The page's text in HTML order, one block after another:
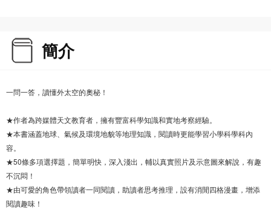
簡介
一問一答，讀懂外太空的奧秘！
★作者為跨媒體天文教育者，擁有豐富科學知識和實地考察經驗。
★本書涵蓋地球、氣候及環境地貌等地理知識，閱讀時更能學習小學科學科內
容。
★50條多項選擇題，簡單明快，深入淺出，輔以真實照片及示意圖來解說，有趣
不沉悶！
★由可愛的角色帶領讀者一同閱讀，助讀者思考推理，設有消閒四格漫畫，增添
閱讀趣味！